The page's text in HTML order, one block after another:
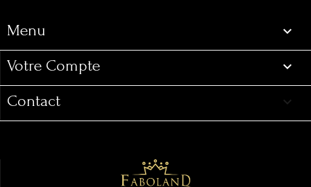
Menu 
Votre Compte 
Contact keyboard_arrow_down